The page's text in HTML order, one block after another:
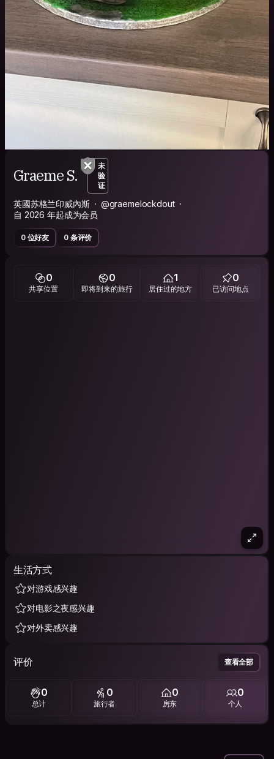
Graeme S.
未
验
证
英國苏格兰印威內斯
@graemelockdout
自 2026 年起成为会员
0 位好友 0 条评价
0
共享位置
0
即将到来的旅行
1
居住过的地方
0
已访问地点
生活方式
对游戏感兴趣
对电影之夜感兴趣
对外卖感兴趣
评价 查看全部
0
总计
0
旅行者
0
房东
0
个人